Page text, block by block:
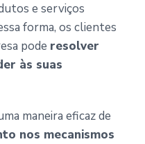
e serviços
forma, os clientes
pode resolver
às suas
maneira eficaz de
nos mecanismos